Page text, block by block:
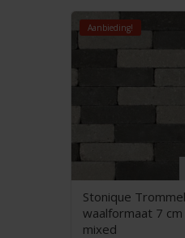
Aanbieding!
Stonique Trommel
waalformaat 7
mixed